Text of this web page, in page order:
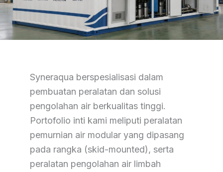
Syneraqua berspesialisasi dalam
pembuatan peralatan dan solusi
pengolahan air berkualitas tinggi.
Portofolio inti kami meliputi peralatan
pemurnian air modular yang dipasang
pada rangka (skid-mounted), serta
peralatan pengolahan air limbah